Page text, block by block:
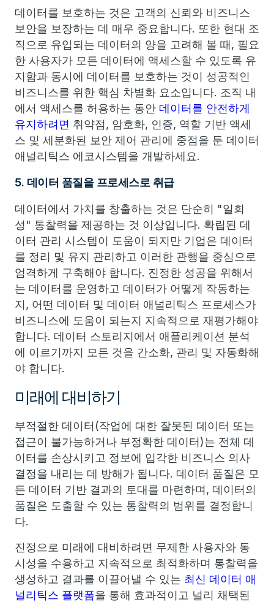
데이터를 보호하는 것은 고객의 신뢰와 비즈니스
보안을 보장하는 데 매우 중요합니다. 또한 현대 조
직으로 유입되는 데이터의 양을 고려해 볼 때, 필요
한 사용자가 모든 데이터에 액세스할 수 있도록 유
지함과 동시에 데이터를 보호하는 것이 성공적인
비즈니스를 위한 핵심 차별화 요소입니다. 조직 내
에서 액세스를 허용하는 동안 데이터를 안전하게
유지하려면 취약점, 암호화, 인증, 역할 기반 액세
스 및 세분화된 보안 제어 관리에 중점을 둔 데이터
애널리틱스 에코시스템을 개발하세요.
5. 데이터 품질을 프로세스로 취급
데이터에서 가치를 창출하는 것은 단순히 "일회
성" 통찰력을 제공하는 것 이상입니다. 확립된 데
이터 관리 시스템이 도움이 되지만 기업은 데이터
를 정리 및 유지 관리하고 이러한 관행을 중심으로
엄격하게 구축해야 합니다. 진정한 성공을 위해서
는 데이터를 운영하고 데이터가 어떻게 작동하는
지, 어떤 데이터 및 데이터 애널리틱스 프로세스가
비즈니스에 도움이 되는지 지속적으로 재평가해야
합니다. 데이터 스토리지에서 애플리케이션 분석
에 이르기까지 모든 것을 간소화, 관리 및 자동화해
야 합니다.
미래에 대비하기
부적절한 데이터(작업에 대한 잘못된 데이터 또는
접근이 불가능하거나 부정확한 데이터)는 전체 데
이터를 손상시키고 정보에 입각한 비즈니스 의사
결정을 내리는 데 방해가 됩니다. 데이터 품질은 모
든 데이터 기반 결과의 토대를 마련하며, 데이터의
품질은 도출할 수 있는 통찰력의 범위를 결정합니
다.
진정으로 미래에 대비하려면 무제한 사용자와 동
시성을 수용하고 지속적으로 최적화하며 통찰력을
생성하고 결과를 이끌어낼 수 있는 최신 데이터 애
널리틱스 플랫폼을 통해 효과적이고 널리 채택된